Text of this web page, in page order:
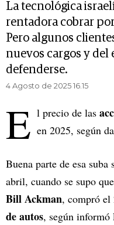
La tecnológica
rentadora cobrar
Pero algunos
nuevos cargos y del
defenderse.
4 Agosto de 2025 16.15
E l precio de las
en 2025, según
Buena parte de esa
abril, cuando se supo que
Bill Ackman, compró el
de autos, según informó